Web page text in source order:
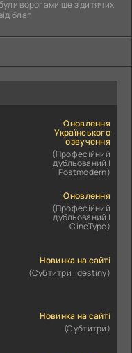
ворогами ще з дитячих
благ
Оновлення
Українського
озвучення
(Професійний
дубльований |
Postmodern)
Оновлення
(Професійний
дубльований |
CineType)
Новинка на сайті
(Субтитри | destiny)
Новинка на сайті
(Субтитри)